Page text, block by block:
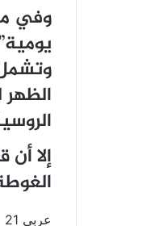
وفي
وتشمل
إلا
عربي 21